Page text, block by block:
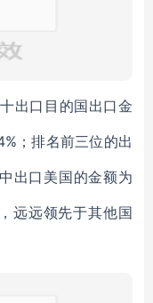
出口目的国出口金
；排名前三位的出
出口美国的金额为
远远领先于其他国